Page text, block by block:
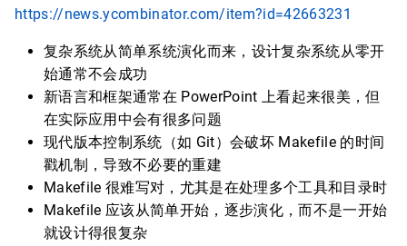
https://news.ycombinator.com/item?id=42663231
复杂系统从简单系统演化而来，设计复杂系统从零开
始通常不会成功
新语言和框架通常在 PowerPoint 上看起来很美，但
在实际应用中会有很多问题
现代版本控制系统（如 Git）会破坏 Makefile 的时间
戳机制，导致不必要的重建
Makefile 很难写对，尤其是在处理多个工具和目录时
Makefile 应该从简单开始，逐步演化，而不是一开始
就设计得很复杂